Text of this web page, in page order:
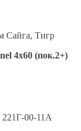
Сайга, Тигр
4x60 (пок.2+)
00-11А